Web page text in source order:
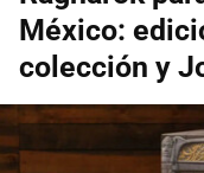
México:
colección y